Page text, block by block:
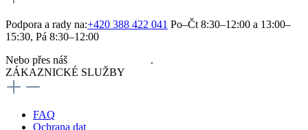
Podpora a rady na:+420 388 422 041 Po–Čt 8:30–12:00 a 13:00–
15:30, Pá 8:30–12:00
Nebo přes náš
.
ZÁKAZNICKÉ SLUŽBY
FAQ
Ochrana dat